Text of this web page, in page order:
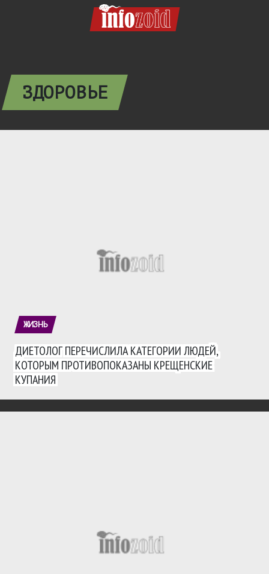
ЗДОРОВЬЕ
ЖИЗНЬ
ДИЕТОЛОГ ПЕРЕЧИСЛИЛА КАТЕГОРИИ ЛЮДЕЙ,
КОТОРЫМ ПРОТИВОПОКАЗАНЫ КРЕЩЕНСКИЕ
КУПАНИЯ